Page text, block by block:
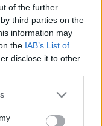
of the further
third parties on the
information may
the IAB’s List of
disclose it to other
or more Google
You may click to